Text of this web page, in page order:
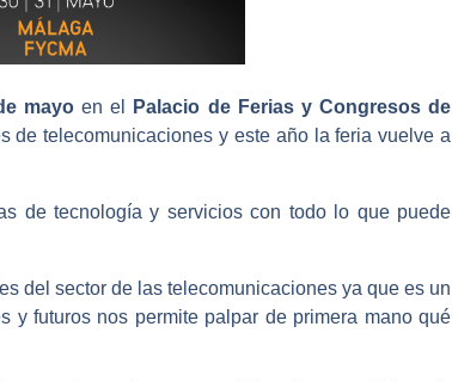
mayo en el
Palacio de Ferias y Congresos de
de telecomunicaciones y este año la feria vuelve a
de tecnología y servicios con todo lo que puede
del sector de las telecomunicaciones ya que es un
y futuros nos permite palpar de primera mano qué